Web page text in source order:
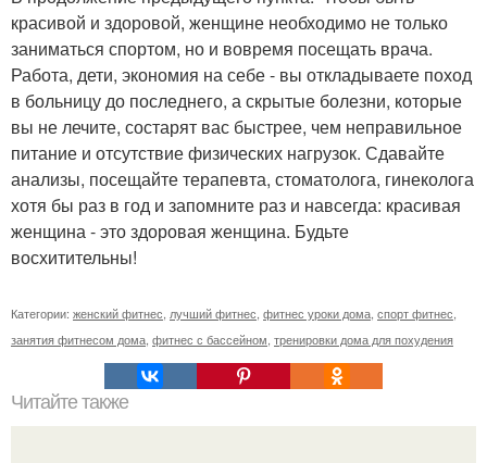
красивой и здоровой, женщине необходимо не только
заниматься спортом, но и вовремя посещать врача.
Работа, дети, экономия на себе - вы откладываете поход
в больницу до последнего, а скрытые болезни, которые
вы не лечите, состарят вас быстрее, чем неправильное
питание и отсутствие физических нагрузок. Сдавайте
анализы, посещайте терапевта, стоматолога, гинеколога
хотя бы раз в год и запомните раз и навсегда: красивая
женщина - это здоровая женщина. Будьте
восхитительны!
Категории: женский фитнес лучший фитнес фитнес уроки дома спорт фитнес
занятия фитнесом дома фитнес с бассейном тренировки дома для похудения
Читайте также